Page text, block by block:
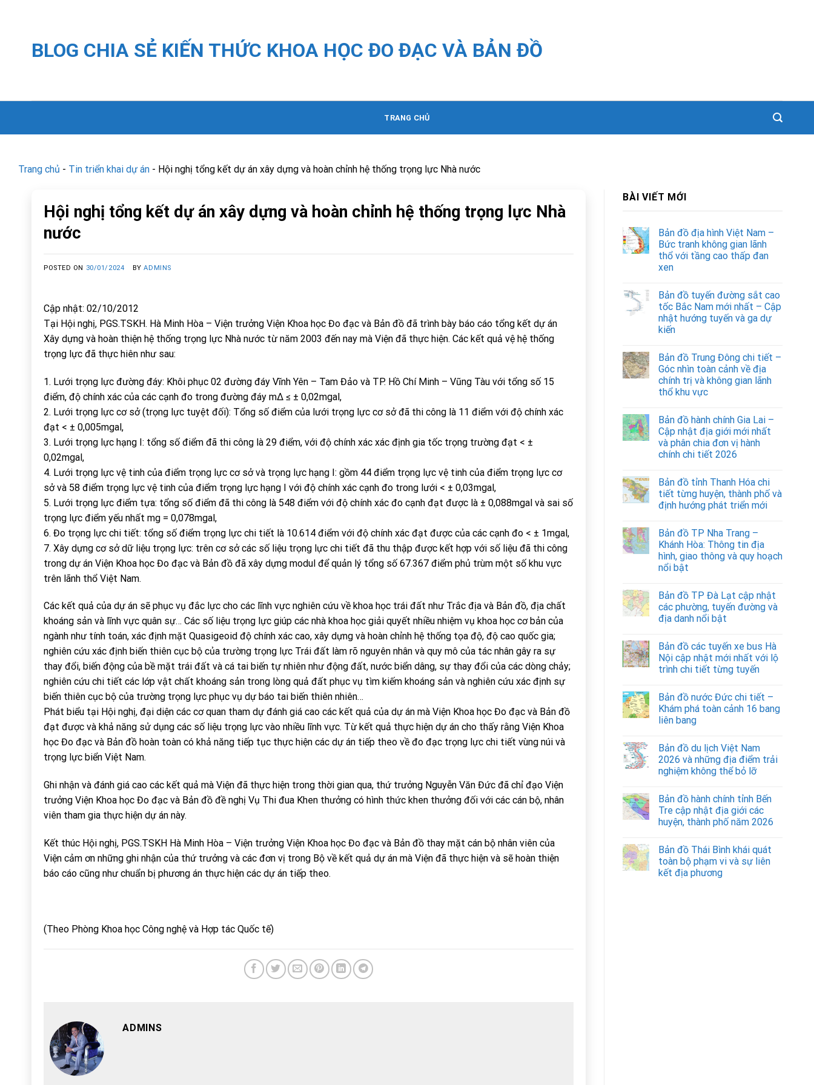
BLOG CHIA SẺ KIẾN THỨC KHOA HỌC ĐO ĐẠC VÀ BẢN ĐỒ
TRANG CHỦ
Trang chủ - Tin triển khai dự án - Hội nghị tổng kết dự án xây dựng và hoàn chỉnh hệ thống trọng lực Nhà nước
Hội nghị tổng kết dự án xây dựng và hoàn chỉnh hệ thống trọng lực Nhà
nước
POSTED ON 30/01/2024 BYADMINS
Cập nhật: 02/10/2012
Tại Hội nghị, PGS.TSKH. Hà Minh Hòa – Viện trưởng Viện Khoa học Đo đạc và Bản đồ đã trình bày báo cáo tổng kết dự án
Xây dựng và hoàn thiện hệ thống trọng lực Nhà nước từ năm 2003 đến nay mà Viện đã thực hiện. Các kết quả vệ hệ thống
trọng lực đã thực hiên như sau:
1. Lưới trọng lực đường đáy: Khôi phục 02 đường đáy Vĩnh Yên – Tam Đảo và TP. Hồ Chí Minh – Vũng Tàu với tổng số 15
điểm, độ chính xác của các cạnh đo trong đường đáy m∆ ≤ ± 0,02mgal,
2. Lưới trọng lực cơ sở (trọng lực tuyệt đối): Tổng số điểm của lưới trọng lực cơ sở đã thi công là 11 điểm với độ chính xác
đạt < ± 0,005mgal,
3. Lưới trọng lực hạng I: tổng số điểm đã thi công là 29 điểm, với độ chính xác xác định gia tốc trọng trường đạt < ±
0,02mgal,
4. Lưới trọng lực vệ tinh của điểm trọng lực cơ sở và trọng lực hạng I: gồm 44 điểm trọng lực vệ tinh của điểm trọng lực cơ
sở và 58 điểm trọng lực vệ tinh của điểm trọng lực hạng I với độ chính xác cạnh đo trong lưới < ± 0,03mgal,
5. Lưới trọng lực điểm tựa: tổng số điểm đã thi công là 548 điểm với độ chính xác đo cạnh đạt được là ± 0,088mgal và sai số
trọng lực điểm yếu nhất mg = 0,078mgal,
6. Đo trọng lực chi tiết: tổng số điểm trọng lực chi tiết là 10.614 điểm với độ chính xác đạt được của các cạnh đo < ± 1mgal,
7. Xây dựng cơ sở dữ liệu trọng lực: trên cơ sở các số liệu trọng lực chi tiết đã thu thập được kết hợp với số liệu đã thi công
trong dự án Viện Khoa học Đo đạc và Bản đồ đã xây dựng modul để quản lý tổng số 67.367 điểm phủ trùm một số khu vực
trên lãnh thổ Việt Nam.
Các kết quả của dự án sẽ phục vụ đắc lực cho các lĩnh vực nghiên cứu về khoa học trái đất như Trắc địa và Bản đồ, địa chất
khoáng sản và lĩnh vực quân sự… Các số liệu trọng lực giúp các nhà khoa học giải quyết nhiều nhiệm vụ khoa học cơ bản của
ngành như tính toán, xác định mặt Quasigeoid độ chính xác cao, xây dựng và hoàn chỉnh hệ thống tọa độ, độ cao quốc gia;
nghiên cứu xác định biến thiên cục bộ của trường trọng lực Trái đất làm rõ nguyên nhân và quy mô của tác nhân gây ra sự
thay đổi, biến động của bề mặt trái đất và cá tai biến tự nhiên như động đất, nước biển dâng, sự thay đổi của các dòng chảy;
nghiên cứu chi tiết các lớp vật chất khoáng sản trong lòng quả đất phục vụ tìm kiếm khoáng sản và nghiên cứu xác định sự
biến thiên cục bộ của trường trọng lực phục vụ dự báo tai biến thiên nhiên…
Phát biểu tại Hội nghị, đại diện các cơ quan tham dự đánh giá cao các kết quả của dự án mà Viện Khoa học Đo đạc và Bản đồ
đạt được và khả năng sử dụng các số liệu trọng lực vào nhiều lĩnh vực. Từ kết quả thực hiện dự án cho thấy rằng Viện Khoa
học Đo đạc và Bản đồ hoàn toàn có khả năng tiếp tục thực hiện các dự án tiếp theo về đo đạc trọng lực chi tiết vùng núi và
trọng lực biển Việt Nam.
Ghi nhận và đánh giá cao các kết quả mà Viện đã thực hiện trong thời gian qua, thứ trưởng Nguyễn Văn Đức đã chỉ đạo Viện
trưởng Viện Khoa học Đo đạc và Bản đồ đề nghị Vụ Thi đua Khen thưởng có hình thức khen thưởng đối với các cán bộ, nhân
viên tham gia thực hiện dự án này.
Kết thúc Hội nghị, PGS.TSKH Hà Minh Hòa – Viện trưởng Viện Khoa học Đo đạc và Bản đồ thay mặt cán bộ nhân viên của
Viện cảm ơn những ghi nhận của thứ trưởng và các đơn vị trong Bộ về kết quả dự án mà Viện đã thực hiện và sẽ hoàn thiện
báo cáo cũng như chuẩn bị phương án thực hiện các dự án tiếp theo.
(Theo Phòng Khoa học Công nghệ và Hợp tác Quốc tế)
ADMINS
BÀI VIẾT MỚI
Bản đồ địa hình Việt Nam –
Bức tranh không gian lãnh
thổ với tầng cao thấp đan
xen
Bản đồ tuyến đường sắt cao
tốc Bắc Nam mới nhất – Cập
nhật hướng tuyến và ga dự
kiến
Bản đồ Trung Đông chi tiết –
Góc nhìn toàn cảnh về địa
chính trị và không gian lãnh
thổ khu vực
Bản đồ hành chính Gia Lai –
Cập nhật địa giới mới nhất
và phân chia đơn vị hành
chính chi tiết 2026
Bản đồ tỉnh Thanh Hóa chi
tiết từng huyện, thành phố và
định hướng phát triển mới
Bản đồ TP Nha Trang –
Khánh Hòa: Thông tin địa
hình, giao thông và quy hoạch
nổi bật
Bản đồ TP Đà Lạt cập nhật
các phường, tuyến đường và
địa danh nổi bật
Bản đồ các tuyến xe bus Hà
Nội cập nhật mới nhất với lộ
trình chi tiết từng tuyến
Bản đồ nước Đức chi tiết –
Khám phá toàn cảnh 16 bang
liên bang
Bản đồ du lịch Việt Nam
2026 và những địa điểm trải
nghiệm không thể bỏ lỡ
Bản đồ hành chính tỉnh Bến
Tre cập nhật địa giới các
huyện, thành phố năm 2026
Bản đồ Thái Bình khái quát
toàn bộ phạm vi và sự liên
kết địa phương